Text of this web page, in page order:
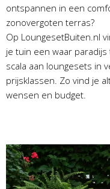
ontspannen in een
zonovergoten terras?
Op LoungesetBuiten.nl
je tuin een waar
scala aan loungesets in
prijsklassen. Zo vind je
wensen en budget.